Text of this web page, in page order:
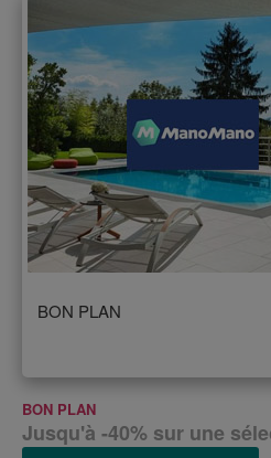
BON PLAN
BON PLAN
Jusqu'à -40% sur une